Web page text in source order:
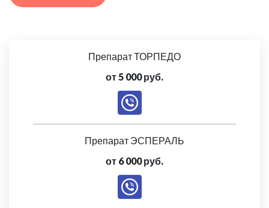
Препарат ТОРПЕДО
от 5 000 руб.
Препарат ЭСПЕРАЛЬ
от 6 000 руб.